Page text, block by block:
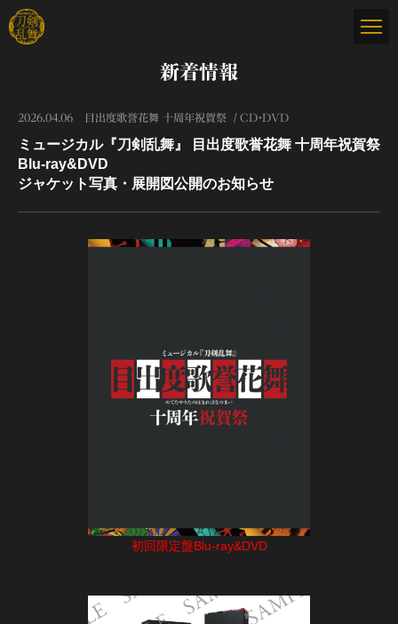
新着情報
2026.04.06 目出度歌誉花舞 十周年祝賀祭 CD・DVD
ミュージカル『刀剣乱舞』 目出度歌誉花舞 十周年祝賀祭
Blu-ray&DVD
ジャケット写真・展開図公開のお知らせ
初回限定盤Blu-ray&DVD